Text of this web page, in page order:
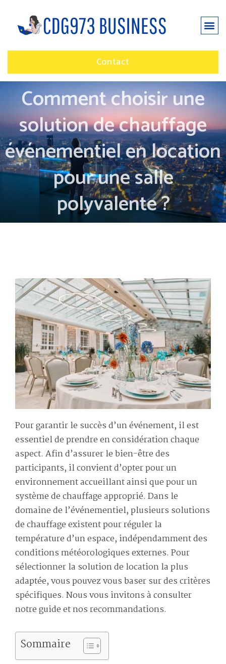
Contact
Comment choisir une
solution de chauffage
événementiel en location
pour une salle
polyvalente ?
Pour garantir le succès d’un événement, il est
essentiel de prendre en considération chaque
aspect. Afin d’assurer le bien-être des
participants, il convient d’opter pour un
environnement accueillant ainsi que pour un
système de chauffage approprié. Dans le
domaine de l’événementiel, plusieurs solutions
de chauffage existent pour réguler la
température d’un espace, indépendamment des
conditions météorologiques externes. Pour
sélectionner la solution de location la plus
adaptée, vous pouvez vous baser sur des critères
spécifiques. Nous vous invitons à consulter
notre guide et nos recommandations.
Sommaire